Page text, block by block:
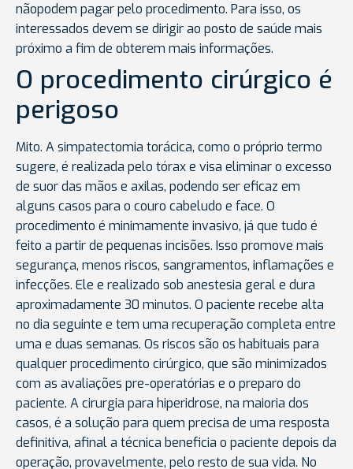
nãopodem pagar pelo procedimento. Para isso, os
interessados devem se dirigir ao posto de saúde mais
próximo a fim de obterem mais informações.
O procedimento cirúrgico é
perigoso
Mito. A simpatectomia torácica, como o próprio termo
sugere, é realizada pelo tórax e visa eliminar o excesso
de suor das mãos e axilas, podendo ser eficaz em
alguns casos para o couro cabeludo e face. O
procedimento é minimamente invasivo, já que tudo é
feito a partir de pequenas incisões. Isso promove mais
segurança, menos riscos, sangramentos, inflamações e
infecções. Ele e realizado sob anestesia geral e dura
aproximadamente 30 minutos. O paciente recebe alta
no dia seguinte e tem uma recuperação completa entre
uma e duas semanas. Os riscos são os habituais para
qualquer procedimento cirúrgico, que são minimizados
com as avaliações pre-operatórias e o preparo do
paciente. A cirurgia para hiperidrose, na maioria dos
casos, é a solução para quem precisa de uma resposta
definitiva, afinal a técnica beneficia o paciente depois da
operação, provavelmente, pelo resto de sua vida. No